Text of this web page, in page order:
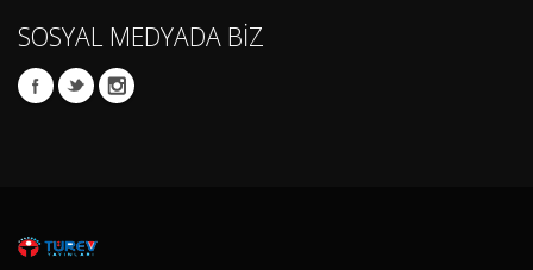
SOSYAL MEDYADA BİZ